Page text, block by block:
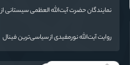
دنبال تفرقه به جای جنگ است
نمایندگان حضرت آیت‌الله العظمی سیستانی از
تجلیل کردند
روایت آیت‌الله نورمفیدی از سیاسی‌ترین فینال
می‌نشیند